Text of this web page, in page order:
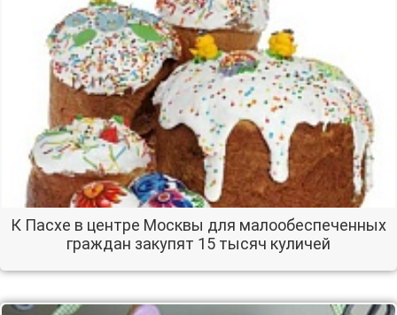
К Пасхе в центре Москвы для малообеспеченных
граждан закупят 15 тысяч куличей